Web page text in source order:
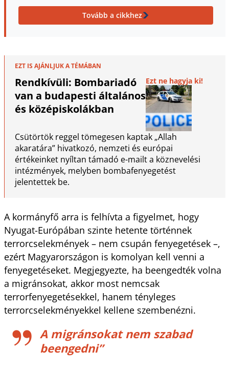
Tovább a cikkhez
EZT IS AJÁNLJUK A TÉMÁBAN
Rendkívüli: Bombariadó
van a budapesti általános
és középiskolákban
Ezt ne hagyja ki!
Csütörtök reggel tömegesen kaptak „Allah
akaratára” hivatkozó, nemzeti és európai
értékeinket nyíltan támadó e-mailt a köznevelési
intézmények, melyben bombafenyegetést
jelentettek be.
A kormányfő arra is felhívta a figyelmet, hogy
Nyugat-Európában szinte hetente történnek
terrorcselekmények – nem csupán fenyegetések –,
ezért Magyarországon is komolyan kell venni a
fenyegetéseket. Megjegyezte, ha beengedték volna
a migránsokat, akkor most nemcsak
terrorfenyegetésekkel, hanem tényleges
terrorcselekményekkel kellene szembenézni.
A migránsokat nem szabad
beengedni”